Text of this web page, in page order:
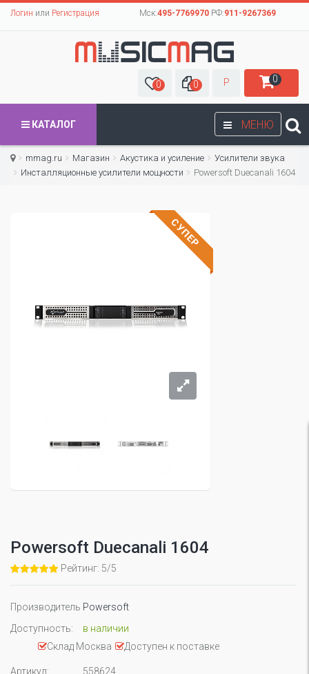
Логин или Регистрация Мск:495-7769970РФ:911-9267369
0 0 Р 0
МЕНЮ
КАТАЛОГ
mmag.ru Магазин Акустика и усиление
Усилители звука
Инсталляционные усилители мощности
Powersoft Duecanali 1604
СУПЕР
Powersoft Duecanali 1604
Рейтинг: 5/5
Производитель Powersoft
Доступность:
в наличии
Склад Москва
Доступен к поставке
Артикул: 558624